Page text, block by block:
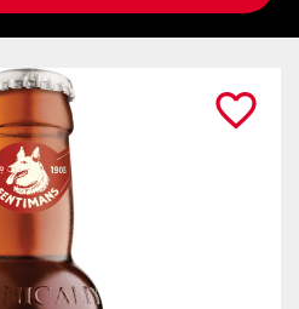
favorite_border